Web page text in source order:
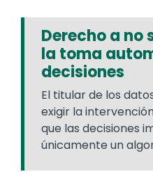
Derecho a no
la toma
decisiones
El titular de los
exigir la
que las decisiones
únicamente un